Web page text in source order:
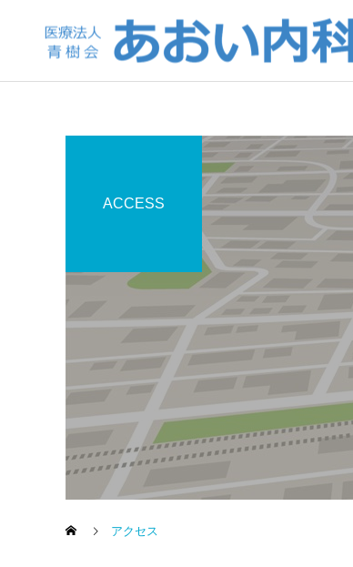
一般内科
予防接種
ACCESS
アクセス